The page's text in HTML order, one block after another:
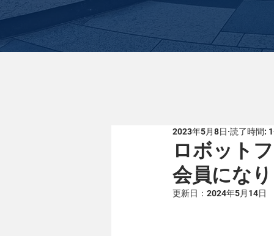
ロボット
会員にな
2023年5月8日 読了時間:
更新日： 2024年5月14日